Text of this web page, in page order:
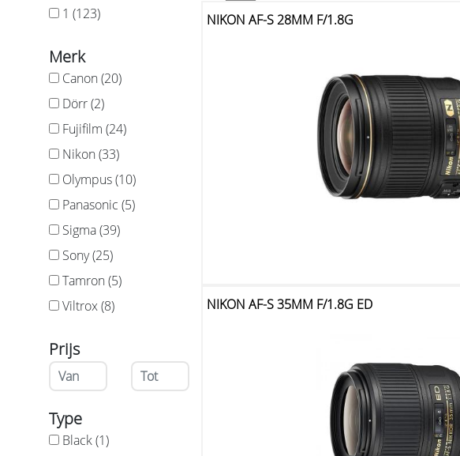
1 (123)
Merk
Canon (20)
Dörr (2)
Fujifilm (24)
Nikon (33)
Olympus (10)
Panasonic (5)
Sigma (39)
Sony (25)
Tamron (5)
Viltrox (8)
Prijs
Type
Black (1)
NIKON AF-S 28MM F/1.8G
NIKON AF-S 35MM F/1.8G ED